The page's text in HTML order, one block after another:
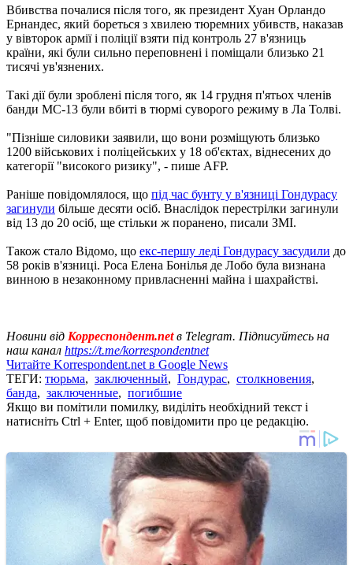
Вбивства почалися після того, як президент Хуан Орландо
Ернандес, який бореться з хвилею тюремних убивств, наказав
у вівторок армії і поліції взяти під контроль 27 в'язниць
країни, які були сильно переповнені і поміщали близько 21
тисячі ув'язнених.
Такі дії були зроблені після того, як 14 грудня п'ятьох членів
банди МС-13 були вбиті в тюрмі суворого режиму в Ла Толві.
"Пізніше силовики заявили, що вони розміщують близько
1200 військових і поліцейських у 18 об'єктах, віднесених до
категорії "високого ризику", - пише AFP.
Раніше повідомлялося, що під час бунту у в'язниці Гондурасу
загинули більше десяти осіб. Внаслідок перестрілки загинули
від 13 до 20 осіб, ще стільки ж поранено, писали ЗМІ.
Також стало Відомо, що екс-першу леді Гондурасу засудили до
58 років в'язниці. Роса Елена Бонілья де Лобо була визнана
винною в незаконному привласненні майна і шахрайстві.
Новини від Корреспондент.netв Telegram. Підписуйтесь на
наш канал https://t.me/korrespondentnet
Читайте Korrespondent.net в Google News
ТЕГИ: тюрьма, заключенный, Гондурас, столкновения,
банда, заключенные, погибшие
Якщо ви помітили помилку, виділіть необхідний текст і
натисніть Ctrl + Enter, щоб повідомити про це редакцію.